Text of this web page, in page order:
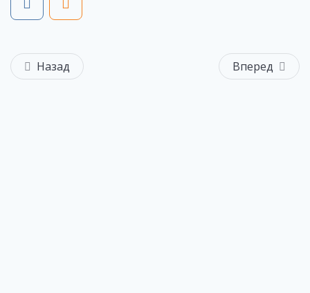
Назад Вперед